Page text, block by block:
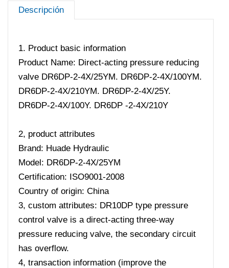
Descripción
1. Product basic information
Product Name: Direct-acting pressure reducing
valve DR6DP-2-4X/25YM. DR6DP-2-4X/100YM.
DR6DP-2-4X/210YM. DR6DP-2-4X/25Y.
DR6DP-2-4X/100Y. DR6DP -2-4X/210Y
2, product attributes
Brand: Huade Hydraulic
Model: DR6DP-2-4X/25YM
Certification: ISO9001-2008
Country of origin: China
3, custom attributes: DR10DP type pressure
control valve is a direct-acting three-way
pressure reducing valve, the secondary circuit
has overflow.
4, transaction information (improve the